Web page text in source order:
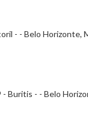
- - Belo Horizonte,
Buritis - - Belo